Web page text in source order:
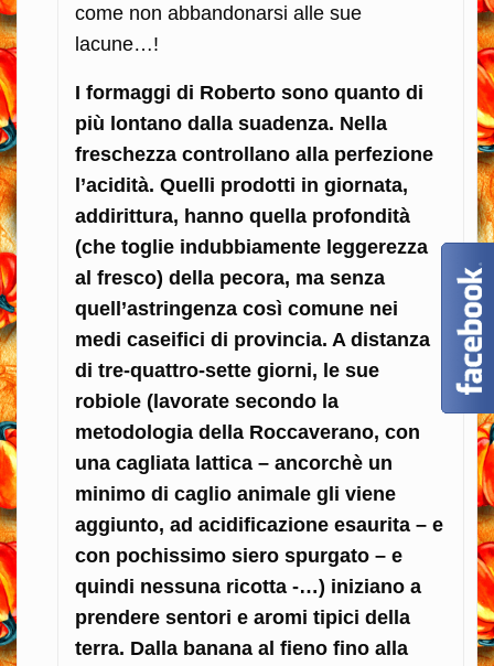
come non abbandonarsi alle sue
lacune…!
I formaggi di Roberto sono quanto di
più lontano dalla suadenza. Nella
freschezza controllano alla perfezione
l’acidità. Quelli prodotti in giornata,
addirittura, hanno quella profondità
(che toglie indubbiamente leggerezza
al fresco) della pecora, ma senza
quell’astringenza così comune nei
medi caseifici di provincia. A distanza
di tre-quattro-sette giorni, le sue
robiole (lavorate secondo la
metodologia della Roccaverano, con
una cagliata lattica – ancorchè un
minimo di caglio animale gli viene
aggiunto, ad acidificazione esaurita – e
con pochissimo siero spurgato – e
quindi nessuna ricotta -…) iniziano a
prendere sentori e aromi tipici della
terra. Dalla banana al fieno fino alla